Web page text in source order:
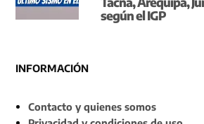
según el IGP
INFORMACIÓN
Contacto y quienes somos